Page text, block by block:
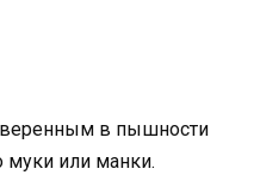
в пышности
муки или манки.